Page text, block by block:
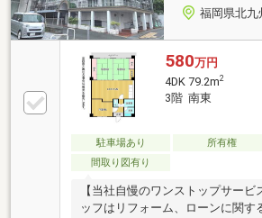
福岡県北九
580万円
4DK 79.2m2
3階 南東
駐車場あり 所有権
間取り図有り
【当社自慢のワンストップサービ
ッフはリフォーム、ローンに関す